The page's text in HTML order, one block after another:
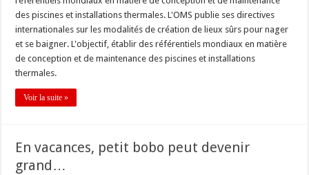
des piscines et installations thermales. L'OMS publie ses directives
internationales sur les modalités de création de lieux sûrs pour nager
et se baigner. L'objectif, établir des référentiels mondiaux en matière
de conception et de maintenance des piscines et installations
thermales.
Voir la suite »
En vacances, petit bobo peut devenir
grand…